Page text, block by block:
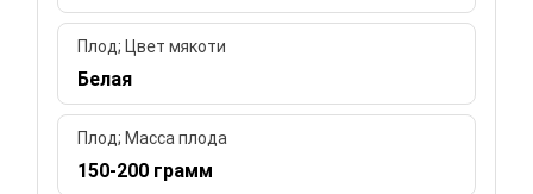
Плод; Цвет мякоти
Белая
Плод; Масса плода
150-200 грамм